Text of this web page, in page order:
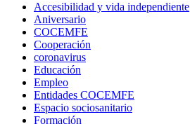
Accesibilidad y vida independiente
Aniversario
COCEMFE
Cooperación
coronavirus
Educación
Empleo
Entidades COCEMFE
Espacio sociosanitario
Formación